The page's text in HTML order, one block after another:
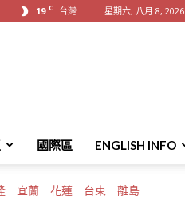
19 C 台灣 星期六, 八月 8, 2026
國際區 ENGLISH INFO
宜蘭 花蓮 台東 離島